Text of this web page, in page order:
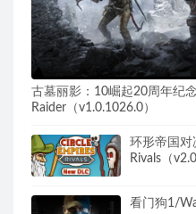
古墓丽影：10崛起20周年纪
Raider（v1.0.1026.0）
环形帝国对
Rivals（
看门狗1/